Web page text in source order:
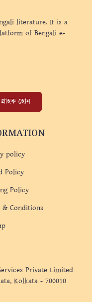
literature. It is a
of Bengali e-
গ্রাহক হোন
policy
Policy
Policy
& Conditions
Private Limited
Kolkata - 700010